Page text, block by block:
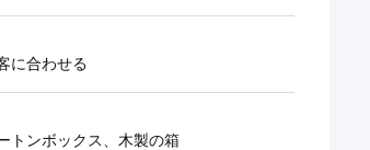
に合わせる
トンボックス、木製の箱